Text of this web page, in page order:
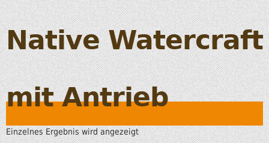
Native Watercraft
mit Antrieb
Einzelnes Ergebnis wird angezeigt